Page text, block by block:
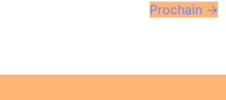
Prochain →